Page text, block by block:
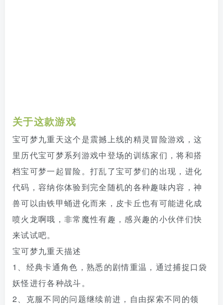
关于这款游戏
宝可梦九重天这个是震撼上线的精灵冒险游戏，这
里历代宝可梦系列游戏中登场的训练家们，将和搭
档宝可梦一起冒险。打乱了宝可梦们的出现，进化
代码，容纳你体验到完全随机的各种趣味内容，神
兽可以由铁甲蛹进化而来，皮卡丘也有可能进化成
喷火龙啊哦，非常魔性有趣，感兴趣的小伙伴们快
来试试吧。
宝可梦九重天描述
1、经典卡通角色，熟悉的剧情重温，通过捕捉口袋
妖怪进行各种战斗。
2、克服不同的问题继续前进，自由探索不同的领